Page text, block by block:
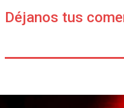
Déjanos tus